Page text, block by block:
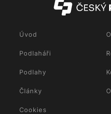
Úvod
Podlaháři
Podlahy
Články
Cookies